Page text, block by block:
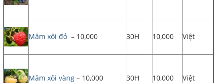
Mâm xôi đỏ – 10,000 30H 10,000 Việt
Mâm xôi vàng – 10,000 30H 10,000 Việt